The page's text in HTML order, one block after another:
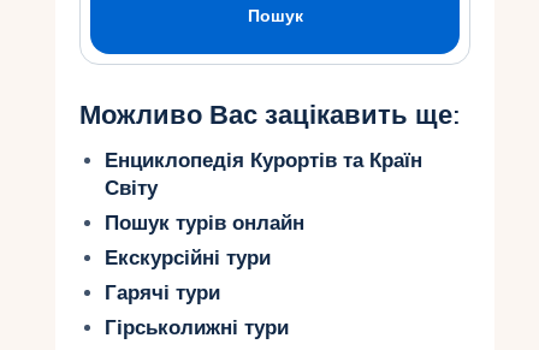
Можливо Вас зацікавить ще:
Енциклопедія Курортів та Країн
Світу
Пошук турів онлайн
Екскурсійні тури
Гарячі тури
Гірськолижні тури